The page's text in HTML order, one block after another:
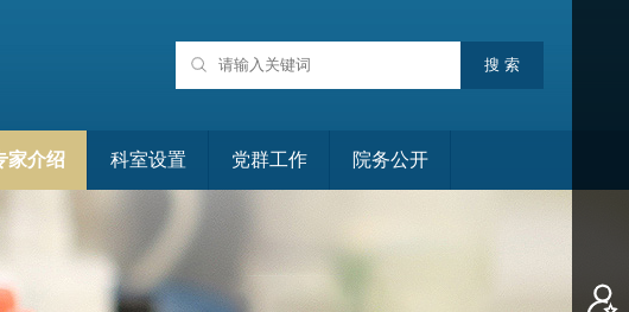
家介绍 科室设置 党群工作 院务公开